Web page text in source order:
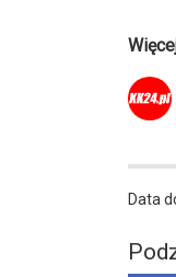
Data